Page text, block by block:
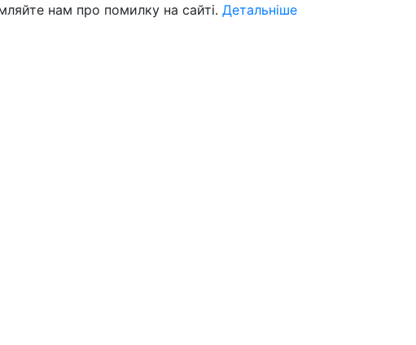
нам про помилку на сайті. Детальніше